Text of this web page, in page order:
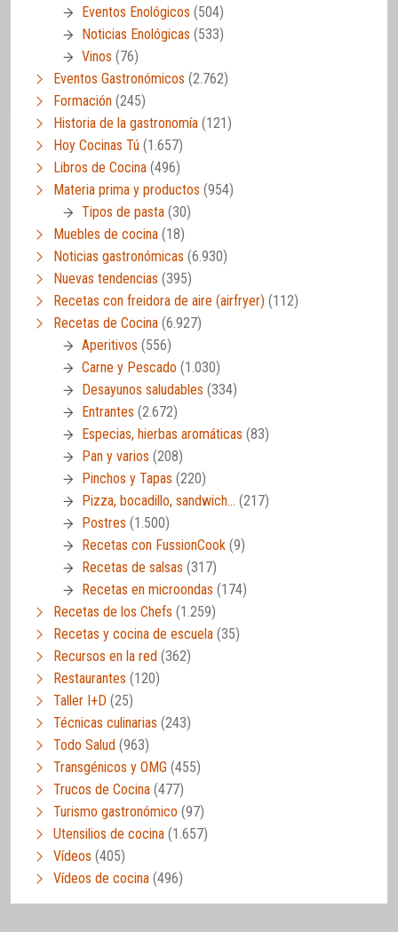
Eventos Enológicos (504)
Noticias Enológicas (533)
Vinos (76)
Eventos Gastronómicos (2.762)
Formación (245)
Historia de la gastronomía (121)
Hoy Cocinas Tú (1.657)
Libros de Cocina (496)
Materia prima y productos (954)
Tipos de pasta (30)
Muebles de cocina (18)
Noticias gastronómicas (6.930)
Nuevas tendencias (395)
Recetas con freidora de aire (airfryer) (112)
Recetas de Cocina (6.927)
Aperitivos (556)
Carne y Pescado (1.030)
Desayunos saludables (334)
Entrantes (2.672)
Especias, hierbas aromáticas (83)
Pan y varios (208)
Pinchos y Tapas (220)
Pizza, bocadillo, sandwich… (217)
Postres (1.500)
Recetas con FussionCook (9)
Recetas de salsas (317)
Recetas en microondas (174)
Recetas de los Chefs (1.259)
Recetas y cocina de escuela (35)
Recursos en la red (362)
Restaurantes (120)
Taller I+D (25)
Técnicas culinarias (243)
Todo Salud (963)
Transgénicos y OMG (455)
Trucos de Cocina (477)
Turismo gastronómico (97)
Utensilios de cocina (1.657)
Vídeos (405)
Vídeos de cocina (496)